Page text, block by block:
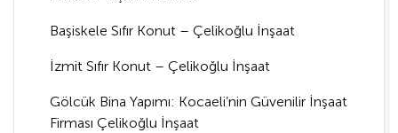
Başiskele Sıfır Konut – Çelikoğlu İnşaat
İzmit Sıfır Konut – Çelikoğlu İnşaat
Gölcük Bina Yapımı: Kocaeli’nin Güvenilir İnşaat
Firması Çelikoğlu İnşaat